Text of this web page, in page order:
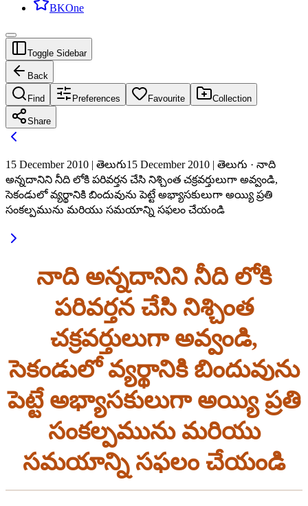
BKOne
Toggle Sidebar
Back
Find Preferences Favourite Collection
Share
15 December 2010 | తెలుగు15 December 2010 | తెలుగు · నాది
అన్నదానిని నీది లోకి పరివర్తన చేసి నిశ్చింత చక్రవర్తులుగా అవ్వండి,
సెకండులో వ్యర్థానికి బిందువును పెట్టే అభ్యాసకులుగా అయ్యి ప్రతి
సంకల్పమును మరియు సమయాన్ని సఫలం చేయండి
నాది అన్నదానిని నీది లోకి
పరివర్తన చేసి నిశ్చింత
చక్రవర్తులుగా అవ్వండి,
సెకండులో వ్యర్థానికి బిందువును
పెట్టే అభ్యాసకులుగా అయ్యి ప్రతి
సంకల్పమును మరియు
సమయాన్ని సఫలం చేయండి